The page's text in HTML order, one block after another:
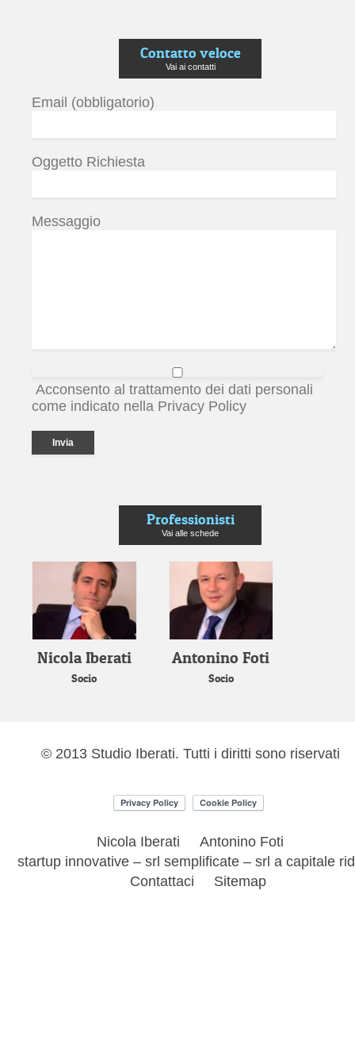
Contatto veloce
Vai ai contatti
Email (obbligatorio)
Oggetto Richiesta
Messaggio
Acconsento al trattamento dei dati personali
come indicato nella Privacy Policy
Professionisti
Vai alle schede
Nicola Iberati
Socio
Antonino Foti
Socio
© 2013 Studio Iberati. Tutti i diritti sono riservati
Nicola Iberati
Antonino Foti
startup innovative – srl semplificate – srl a capitale
Contattaci
Sitemap